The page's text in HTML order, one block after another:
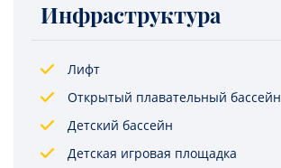
Инфраструктура
Лифт
Открытый плавательный бассейн
Детский бассейн
Детская игровая площадка